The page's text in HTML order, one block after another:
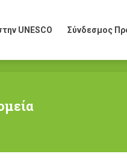
UNESCO Σύνδεσμος